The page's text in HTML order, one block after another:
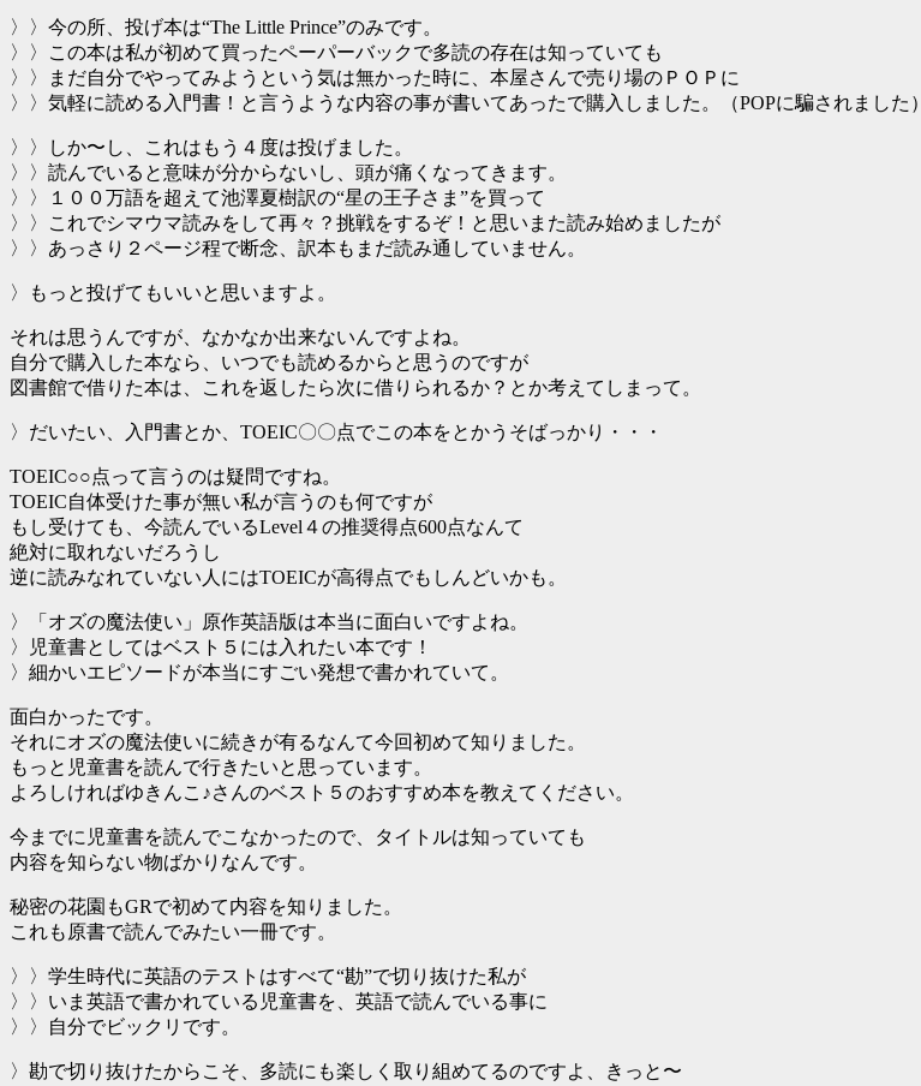
〉〉今の所、投げ本は“The Little Prince”のみです。
〉〉この本は私が初めて買ったペーパーバックで多読の存在は知っていても
〉〉まだ自分でやってみようという気は無かった時に、本屋さんで売り場のＰＯＰに
〉〉気軽に読める入門書！と言うような内容の事が書いてあったで購入しました。（POPに騙されました）
〉〉しか〜し、これはもう４度は投げました。
〉〉読んでいると意味が分からないし、頭が痛くなってきます。
〉〉１００万語を超えて池澤夏樹訳の“星の王子さま”を買って
〉〉これでシマウマ読みをして再々？挑戦をするぞ！と思いまた読み始めましたが
〉〉あっさり２ページ程で断念、訳本もまだ読み通していません。
〉もっと投げてもいいと思いますよ。
それは思うんですが、なかなか出来ないんですよね。
自分で購入した本なら、いつでも読めるからと思うのですが
図書館で借りた本は、これを返したら次に借りられるか？とか考えてしまって。
〉だいたい、入門書とか、TOEIC〇〇点でこの本をとかうそばっかり・・・
TOEIC○○点って言うのは疑問ですね。
TOEIC自体受けた事が無い私が言うのも何ですが
もし受けても、今読んでいるLevel４の推奨得点600点なんて
絶対に取れないだろうし
逆に読みなれていない人にはTOEICが高得点でもしんどいかも。
〉「オズの魔法使い」原作英語版は本当に面白いですよね。
〉児童書としてはベスト５には入れたい本です！
〉細かいエピソードが本当にすごい発想で書かれていて。
面白かったです。
それにオズの魔法使いに続きが有るなんて今回初めて知りました。
もっと児童書を読んで行きたいと思っています。
よろしければゆきんこ♪さんのベスト５のおすすめ本を教えてください。
今までに児童書を読んでこなかったので、タイトルは知っていても
内容を知らない物ばかりなんです。
秘密の花園もGRで初めて内容を知りました。
これも原書で読んでみたい一冊です。
〉〉学生時代に英語のテストはすべて“勘”で切り抜けた私が
〉〉いま英語で書かれている児童書を、英語で読んでいる事に
〉〉自分でビックリです。
〉勘で切り抜けたからこそ、多読にも楽しく取り組めてるのですよ、きっと〜